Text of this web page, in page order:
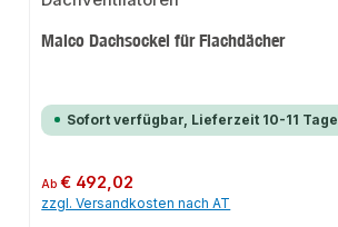
Maico Dachsockel für Flachdächer
Sofort verfügbar, Lieferzeit 10-11 Tage
Regulärer Preis:
Ab€ 492,02
zzgl. Versandkosten nach AT